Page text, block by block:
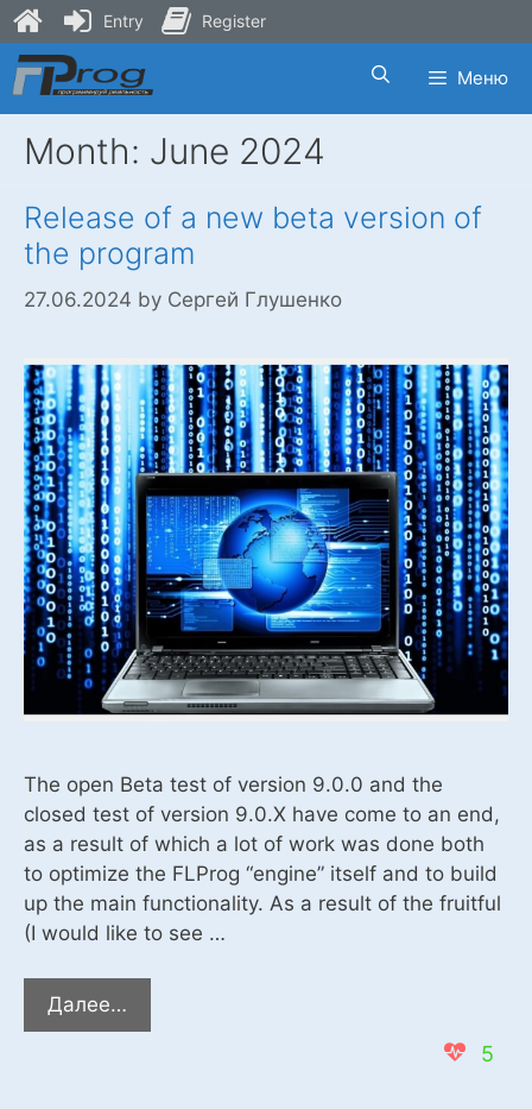
Skip
to
content
Меню
Month: June 2024
Release of a new beta version of
the program
27.06.2024 by Сергей Глушенко
The open Beta test of version 9.0.0 and the
closed test of version 9.0.X have come to an end,
as a result of which a lot of work was done both
to optimize the FLProg “engine” itself and to build
up the main functionality. As a result of the fruitful
(I would like to see …
Далее…
of
5
Entry Register